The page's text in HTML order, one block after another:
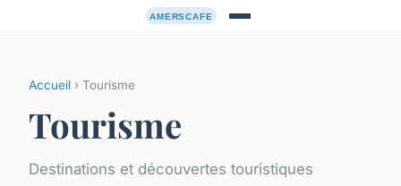
Accueil › Tourisme
Tourisme
Destinations et découvertes touristiques